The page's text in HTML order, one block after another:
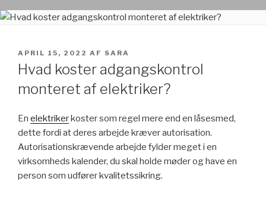
UDGIVET
DEN
APRIL 15, 2022 AF SARA
Hvad koster adgangskontrol
monteret af elektriker?
En elektrikerkoster som regel mere end en låsesmed,
dette fordi at deres arbejde kræver autorisation.
Autorisationskrævende arbejde fylder meget i en
virksomheds kalender, du skal holde møder og have en
person som udfører kvalitetssikring.